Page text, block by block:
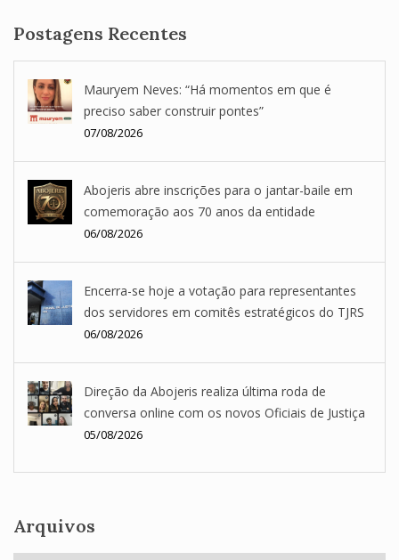
Postagens Recentes
Mauryem Neves: “Há momentos em que é
preciso saber construir pontes”
07/08/2026
Abojeris abre inscrições para o jantar-baile em
comemoração aos 70 anos da entidade
06/08/2026
Encerra-se hoje a votação para representantes
dos servidores em comitês estratégicos do TJRS
06/08/2026
Direção da Abojeris realiza última roda de
conversa online com os novos Oficiais de Justiça
05/08/2026
Arquivos